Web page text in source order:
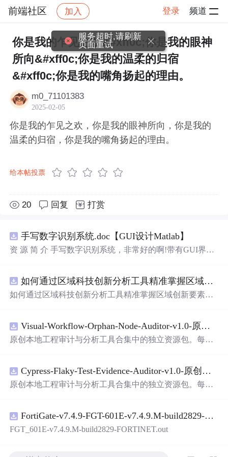
前端社区 加入 登录 频道
社区 前端社区 感慨 帖子详情
你是我的乍见之欢&#xff0c;你是我的眼神
所向&#xff0c;你是我的温柔的归宿
&#xff0c;你是我的嘴角扬起的理由。
m0_71101383
2025-02-05
你是我的乍见之欢，你是我的眼神所向，你是我的
温柔的归宿，你是我的嘴角扬起的理由。
给本帖投票
20 回复 打赏
手写数字识别系统.doc【GUI设计Matlab】
资 源 简 介 手写数字识别系统，非常好的啊!带有GUI界
带有直观的图形用户界面（GUI），非常容易使用。你只
需要将手写数字输入系统，它将立即给出准确的识别结
是一个非常方便和实用的工具，你一定会喜欢它的！
如何通过区域科技创新分析工具精准掌握区域创新要素分布与产业链融合现状？.docx
如何通过区域科技创新分析工具精准掌握区域创新要素分
Visual-Workflow-Orphan-Node-Auditor-v1.0-原创源码与文档.zip
原创本地工程审计与分析工具合集中的独立资源包。每个
README、运行说明、功能清单、MIT License及原创与授
权声明。解压后进入project目录，执行npm test验证算法，
目源码、Logo、官方截图、论文、生产日志或其他受限素
材。适合前端开发、AI应用工程、测试审计和课程实践。
Cypress-Flaky-Test-Evidence-Auditor-v1.0-原创源码与文档.zip
原创本地工程审计与分析工具合集中的独立资源包。每个
README、运行说明、功能清单、MIT License及原创与授
权声明。解压后进入project目录，执行npm test验证算法，
FortiGate-v7.4.9-FGT-601E-v7.4.9.M-build2829-FORTINET.out
FGT_601E-v7.4.9.M-build2829-FORTINET.out
服务超时,请刷新
页面重试